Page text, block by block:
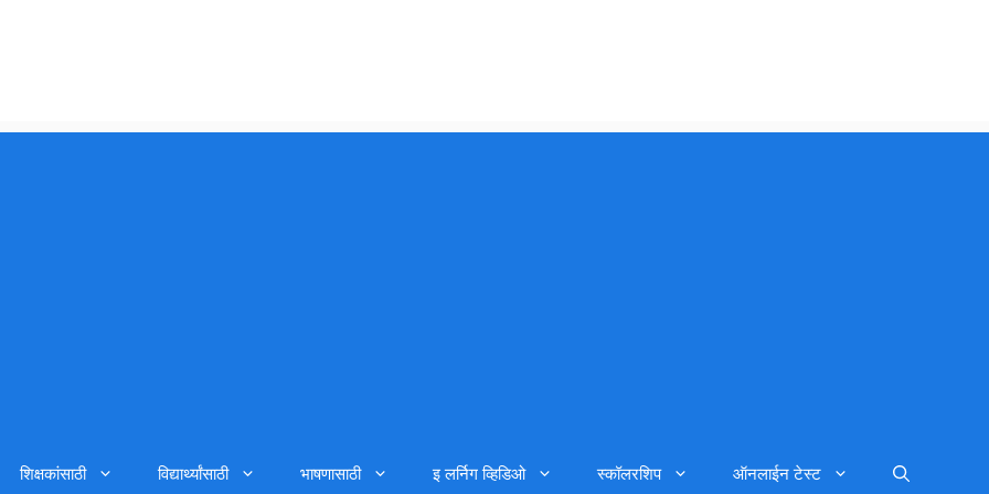
शिक्षकांसाठी विद्यार्थ्यांसाठी भाषणासाठी इ लर्निग व्हिडिओ स्कॉलरशिप ऑनलाईन टेस्ट